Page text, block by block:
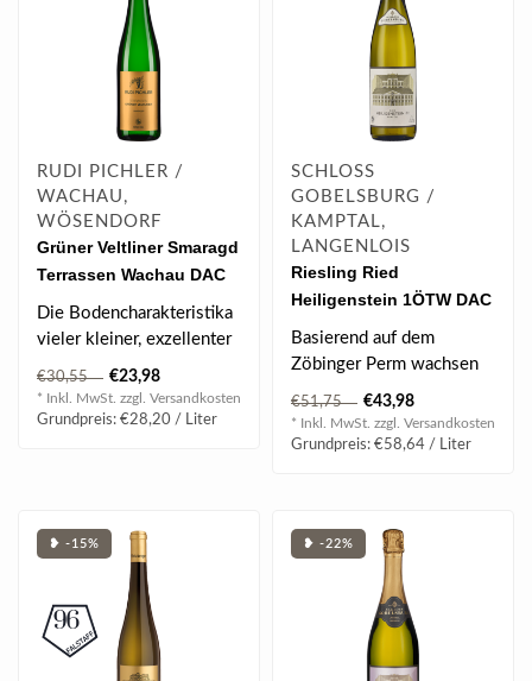
RUDI PICHLER /
WACHAU,
WÖSENDORF
Grüner Veltliner Smaragd
Terrassen Wachau DAC
2025 0.75 l
Die Bodencharakteristika
vieler kleiner, exzellenter
Lagen sind in diesem
Wein v..
€30,55 €23,98
* Inkl. MwSt. zzgl. Versandkosten
Grundpreis: €28,20 / Liter
SCHLOSS
GOBELSBURG /
KAMPTAL,
LANGENLOIS
Riesling Ried
Heiligenstein 1ÖTW DAC
2020 0.75 l
Basierend auf dem
Zöbinger Perm wachsen
die Reben auf einer ganz
eigenständige..
€51,75 €43,98
* Inkl. MwSt. zzgl. Versandkosten
Grundpreis: €58,64 / Liter
❥ -15% ❥ -22%